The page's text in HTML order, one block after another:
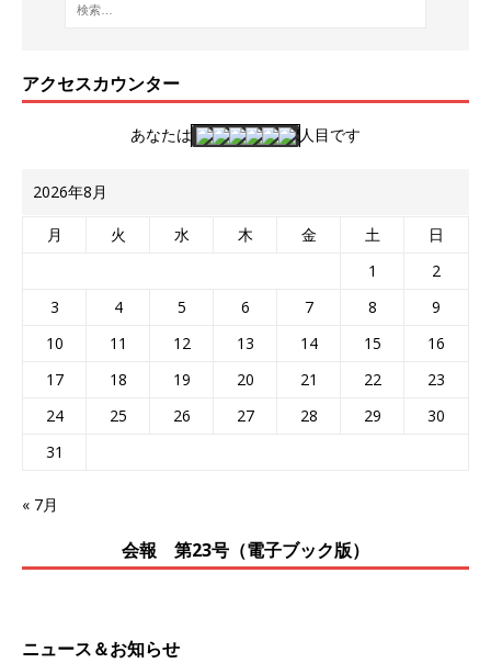
アクセスカウンター
あなたは 人目です
2026年8月
月 火 水 木 金 土
日
1
2
3
4 5 6 7 8
9
10
11 12 13 14 15
16
17
18 19 20 21 22
23
24
25 26 27 28 29
30
31
« 7月
会報 第23号（電子ブック版）
ニュース＆お知らせ